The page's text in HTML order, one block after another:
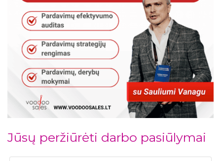
Jūsų peržiūrėti darbo pasiūlymai